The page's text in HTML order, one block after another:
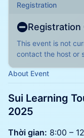
Registration
Registration
This event is not
contact the host or
About Event
Sui Learning
2025
Thời gian: 8:00 –